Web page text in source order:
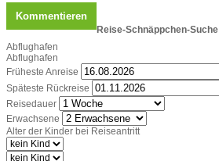
Reise-Schnäppchen-Suche
Abflughafen
Abflughafen
Früheste Anreise
Späteste Rückreise
Reisedauer
Erwachsene
Alter der Kinder bei Reiseantritt